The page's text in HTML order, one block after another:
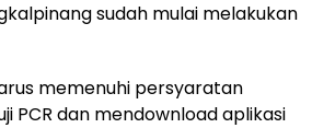
sudah mulai melakukan
memenuhi persyaratan
PCR dan mendownload aplikasi